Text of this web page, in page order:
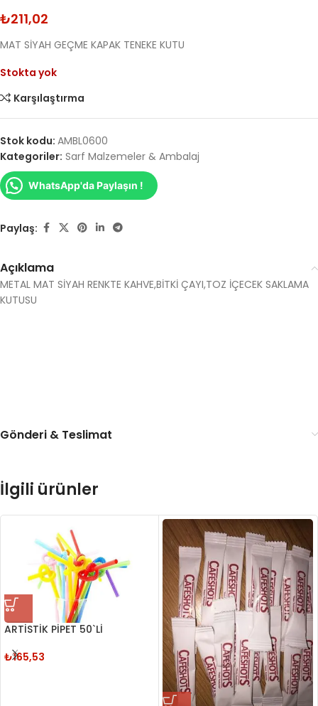
₺211,02
MAT SİYAH GEÇME KAPAK TENEKE KUTU
Stokta yok
Karşılaştırma
Stok kodu: AMBL0600
Kategoriler: Sarf Malzemeler & Ambalaj
WhatsApp'da Paylaşın !
Paylaş:
Açıklama
METAL MAT SİYAH RENKTE KAHVE,BİTKİ ÇAYI,TOZ İÇECEK SAKLAMA
KUTUSU
Gönderi & Teslimat
İlgili ürünler
ARTİSTİK PİPET 50`Lİ
₺165,53